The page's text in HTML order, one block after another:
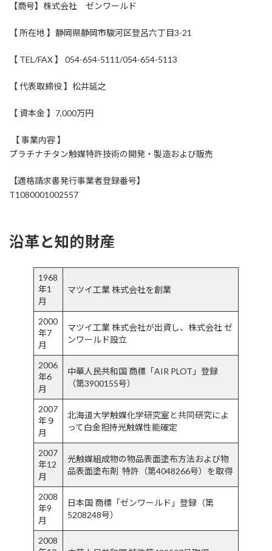
【商号】株式会社 ゼンワールド​
【 所在地 】静岡県静岡市駿河区登呂六丁目3-21​
【 TEL/FAX 】 054-654-5111/054-654-5113​
【 代表取締役 】松井延之​
【 資本金 】7,000万円
​ 【 事業内容 】
プラチナチタン触媒特許技術の開発・製造および販売
【適格請求書発行事業者登録番号】
T1080001002557
沿革と知的財産
1968
年1
月
マツイ工業 株式会社を創業​
2000
年7
月
マツイ工業 株式会社が出資し、株式会社 ゼ
ンワールド設立​
2006
年6
月
中華人民共和国 商標「AIR PLOT」登録
（第3900155号）​
2007
年９
月
北海道大学触媒化学研究室と共同研究によ
って白金担持光触媒性能確定​
2007
年12
月
光触媒組成物の物品表面塗布方法および物
品表面塗布剤 特許（第4048266号）を取得​
2008
年9
月
日本国 商標「ゼンワールド」登録（第
5208248号）
2008